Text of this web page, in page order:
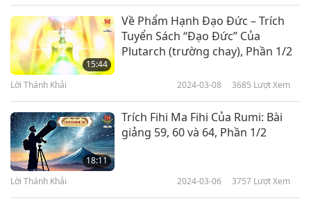
15:44
Về Phẩm Hạnh Đạo Đức – Trích
Tuyển Sách “Đạo Đức” Của
Plutarch (trường chay), Phần 1/2
Lời Thánh Khải 2024-03-08 3685 Lượt Xem
18:11
Trích Fihi Ma Fihi Của Rumi: Bài
giảng 59, 60 và 64, Phần 1/2
Lời Thánh Khải 2024-03-06 3757 Lượt Xem